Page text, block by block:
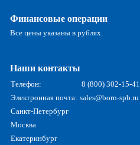
Финансовые операции
Все цены указаны в рублях.
Наши контакты
Телефон:
8 (800) 302-15-41
Электронная почта: sales@born-spb.ru
Санкт-Петербург
Москва
Екатеринбург